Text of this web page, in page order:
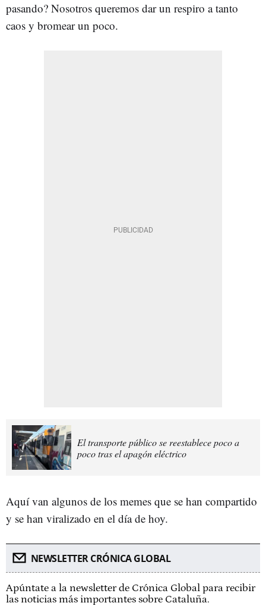
pasando? Nosotros queremos dar un respiro a tanto
caos y bromear un poco.
El transporte público se reestablece poco a
poco tras el apagón eléctrico
Aquí van algunos de los memes que se han compartido
y se han viralizado en el día de hoy.
NEWSLETTER CRÓNICA GLOBAL
Apúntate a la newsletter de Crónica Global para recibir
las noticias más importantes sobre Cataluña.